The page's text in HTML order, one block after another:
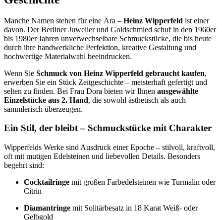
Manche Namen stehen für eine Ära – Heinz Wipperfeld ist einer
davon. Der Berliner Juwelier und Goldschmied schuf in den 1960er
bis 1980er Jahren unverwechselbare Schmuckstücke, die bis heute
durch ihre handwerkliche Perfektion, kreative Gestaltung und
hochwertige Materialwahl beeindrucken.
Wenn Sie Schmuck von Heinz Wipperfeld gebraucht kaufen,
erwerben Sie ein Stück Zeitgeschichte – meisterhaft gefertigt und
selten zu finden. Bei Frau Dora bieten wir Ihnen ausgewählte
Einzelstücke aus 2. Hand, die sowohl ästhetisch als auch
sammlerisch überzeugen.
Ein Stil, der bleibt – Schmuckstücke mit Charakter
Wipperfelds Werke sind Ausdruck einer Epoche – stilvoll, kraftvoll,
oft mit mutigen Edelsteinen und liebevollen Details. Besonders
begehrt sind:
Cocktailringe mit großen Farbedelsteinen wie Turmalin oder
Citrin
Diamantringe mit Solitärbesatz in 18 Karat Weiß- oder
Gelbgold